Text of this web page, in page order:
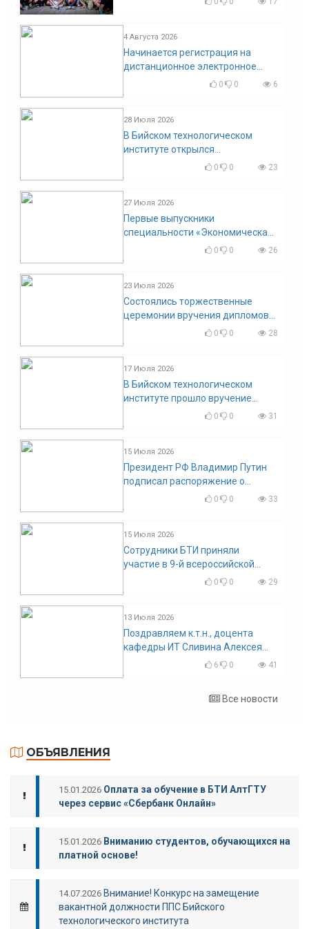
4 Августа 2026
Начинается регистрация на
дистанционное электронное
голосование на выборы!
0 0 6
28 Июля 2026
В Бийском технологическом
институте открылся
диссертационный совет!
0 0 23
27 Июля 2026
Первые выпускники
специальности «Экономическая
0 0 26
23 Июля 2026
Состоялись торжественные
церемонии вручения дипломов
0 0 28
17 Июля 2026
В Бийском технологическом
институте прошло вручение
0 0 31
15 Июля 2026
Президент РФ Владимир Путин
подписал распоряжение о
поощрении граждан и трудовых
0 0 33
15 Июля 2026
Сотрудники БТИ приняли
участие в 9-й всероссийской
конференции по задачам со
0 0 29
13 Июля 2026
Поздравляем к.т.н., доцента
кафедры ИТ Сливина Алексея
Николаевича с юбилеем!
6 0 41
Все новости
ОБЪЯВЛЕНИЯ
15.01.2026 Оплата за обучение в БТИ АлтГТУ
через сервис «Сбербанк Онлайн»
15.01.2026 Вниманию студентов, обучающихся на
платной основе!
14.07.2026 Внимание! Конкурс на замещение
вакантной должности ППС Бийского
технологического института